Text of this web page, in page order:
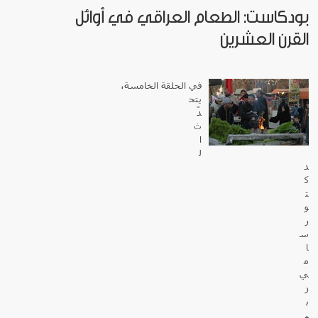
بودكاست: الطعام العراقي في أوائل
القرن العشرين
في الحلقة الخامسة،
يتح
دّ
ث
ا
ل
د
ك
ت
و
ر
س
ا
م
ي
ز
ب
ي